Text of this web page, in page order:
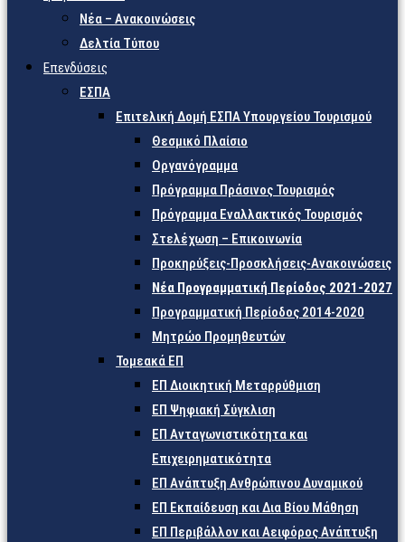
Νέα – Ανακοινώσεις
Δελτία Τύπου
Επενδύσεις
ΕΣΠΑ
Επιτελική Δομή ΕΣΠΑ Υπουργείου Τουρισμού
Θεσμικό Πλαίσιο
Οργανόγραμμα
Πρόγραμμα Πράσινος Τουρισμός
Πρόγραμμα Εναλλακτικός Τουρισμός
Στελέχωση – Επικοινωνία
Προκηρύξεις-Προσκλήσεις-Ανακοινώσεις
Νέα Προγραμματική Περίοδος 2021-2027
Προγραμματική Περίοδος 2014-2020
Μητρώο Προμηθευτών
Τομεακά ΕΠ
ΕΠ Διοικητική Μεταρρύθμιση
ΕΠ Ψηφιακή Σύγκλιση
ΕΠ Ανταγωνιστικότητα και
Επιχειρηματικότητα
ΕΠ Ανάπτυξη Ανθρώπινου Δυναμικού
ΕΠ Εκπαίδευση και Δια Βίου Μάθηση
ΕΠ Περιβάλλον και Αειφόρος Ανάπτυξη